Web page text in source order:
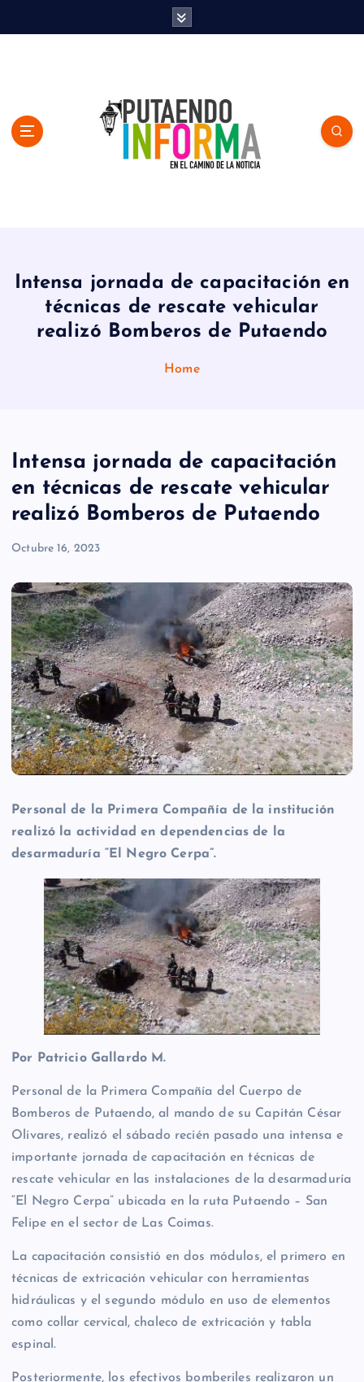
Intensa jornada de capacitación en
técnicas de rescate vehicular
realizó Bomberos de Putaendo
Home
Intensa jornada de capacitación
en técnicas de rescate vehicular
realizó Bomberos de Putaendo
Octubre 16, 2023
Personal de la Primera Compañía de la institución
realizó la actividad en dependencias de la
desarmaduría “El Negro Cerpa”.
Por Patricio Gallardo M.
Personal de la Primera Compañía del Cuerpo de
Bomberos de Putaendo, al mando de su Capitán César
Olivares, realizó el sábado recién pasado una intensa e
importante jornada de capacitación en técnicas de
rescate vehicular en las instalaciones de la desarmaduría
“El Negro Cerpa” ubicada en la ruta Putaendo – San
Felipe en el sector de Las Coimas.
La capacitación consistió en dos módulos, el primero en
técnicas de extricación vehicular con herramientas
hidráulicas y el segundo módulo en uso de elementos
como collar cervical, chaleco de extricación y tabla
espinal.
Posteriormente, los efectivos bomberiles realizaron un